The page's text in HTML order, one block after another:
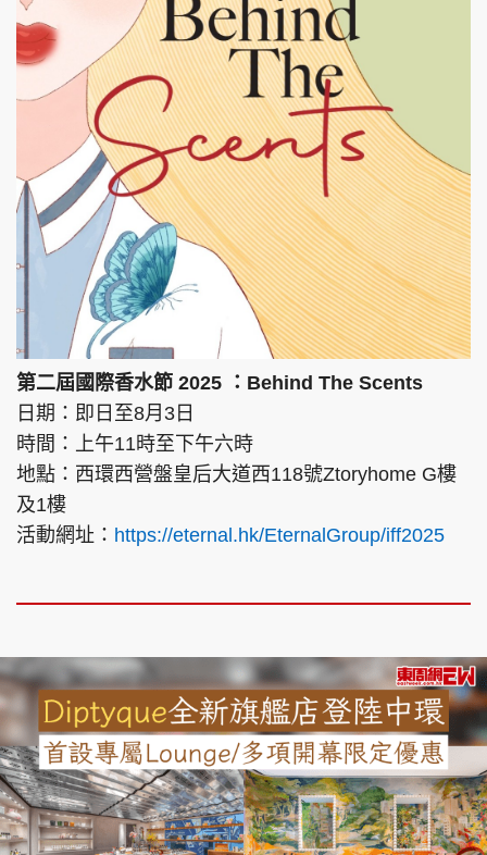
第二屆國際香水節 2025 ：Behind The Scents
日期：即日至8月3日
時間：上午11時至下午六時
地點：西環西營盤皇后大道西118號Ztoryhome G樓
及1樓
活動網址： https://eternal.hk/EternalGroup/iff2025